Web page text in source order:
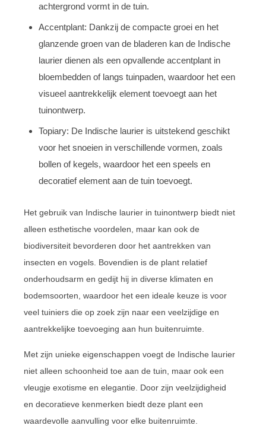
achtergrond vormt in de tuin.
Accentplant: Dankzij de compacte groei en het
glanzende groen van de bladeren kan de Indische
laurier dienen als een opvallende accentplant in
bloembedden of langs tuinpaden, waardoor het een
visueel aantrekkelijk element toevoegt aan het
tuinontwerp.
Topiary: De Indische laurier is uitstekend geschikt
voor het snoeien in verschillende vormen, zoals
bollen of kegels, waardoor het een speels en
decoratief element aan de tuin toevoegt.
Het gebruik van Indische laurier in tuinontwerp biedt niet
alleen esthetische voordelen, maar kan ook de
biodiversiteit bevorderen door het aantrekken van
insecten en vogels. Bovendien is de plant relatief
onderhoudsarm en gedijt hij in diverse klimaten en
bodemsoorten, waardoor het een ideale keuze is voor
veel tuiniers die op zoek zijn naar een veelzijdige en
aantrekkelijke toevoeging aan hun buitenruimte.
Met zijn unieke eigenschappen voegt de Indische laurier
niet alleen schoonheid toe aan de tuin, maar ook een
vleugje exotisme en elegantie. Door zijn veelzijdigheid
en decoratieve kenmerken biedt deze plant een
waardevolle aanvulling voor elke buitenruimte.